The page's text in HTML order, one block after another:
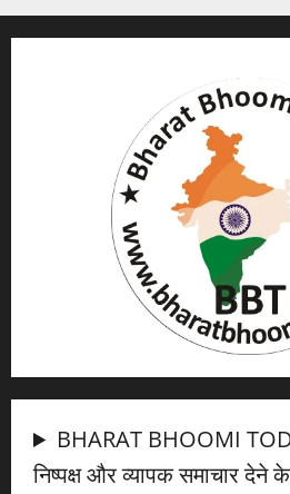
BHARAT BHOOMI
निष्पक्ष और व्यापक समाचार देने